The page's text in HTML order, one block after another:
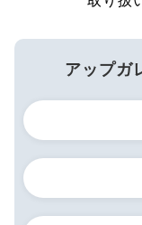
アップガ